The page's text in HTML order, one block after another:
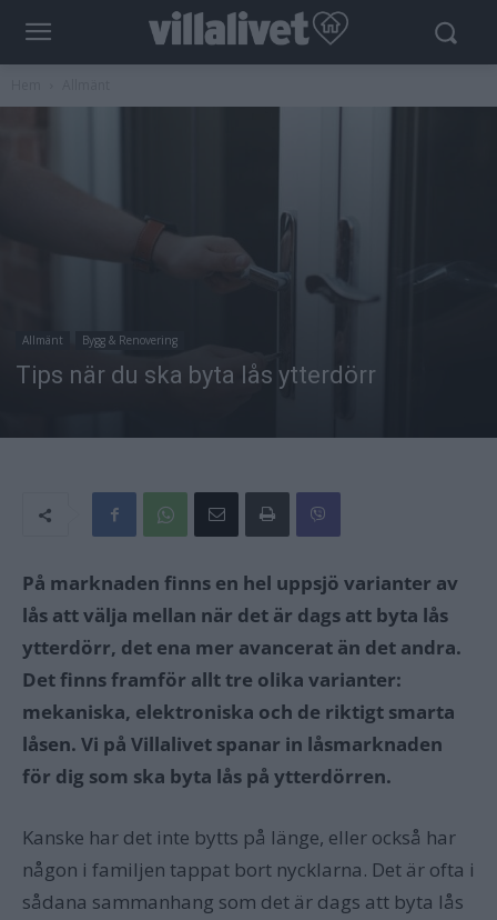
Allmänt Bygg & Renovering
Tips när du ska byta lås ytterdörr
På marknaden finns en hel uppsjö varianter av
lås att välja mellan när det är dags att byta lås
ytterdörr, det ena mer avancerat än det andra.
Det finns framför allt tre olika varianter:
mekaniska, elektroniska och de riktigt smarta
låsen. Vi på Villalivet spanar in låsmarknaden
för dig som ska byta lås på ytterdörren.
Kanske har det inte bytts på länge, eller också har
någon i familjen tappat bort nycklarna. Det är ofta i
sådana sammanhang som det är dags att byta lås